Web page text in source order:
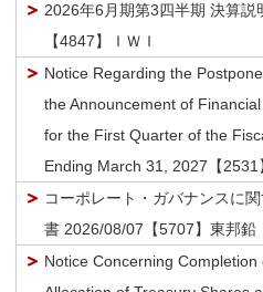
2026年6月期第3四半期 決算説
【4847】ＩＷＩ
Notice Regarding the
the Announcement of
for the First Quarter of the
Ending March 31, 2027【2531
コーポレート・ガバナンスに
書 2026/08/07【5707】東邦鉛
Notice Concerning Completion